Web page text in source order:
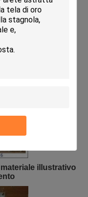
l'allungamento e
illustrativo